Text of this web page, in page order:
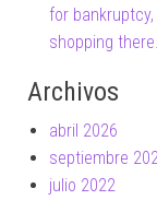
for
shopping there.
Archivos
abril 2026
septiembre
julio 2022